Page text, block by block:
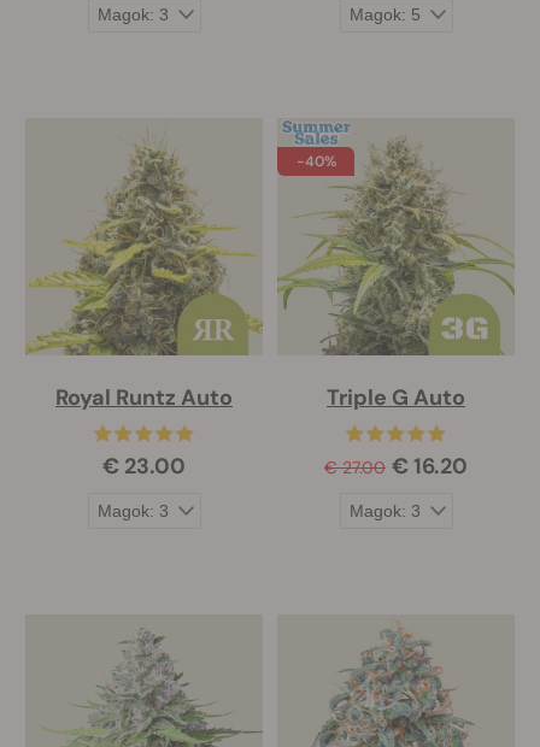
Royal Runtz Auto
€ 23.00
-40%
Triple G Auto
€ 27.00 € 16.20